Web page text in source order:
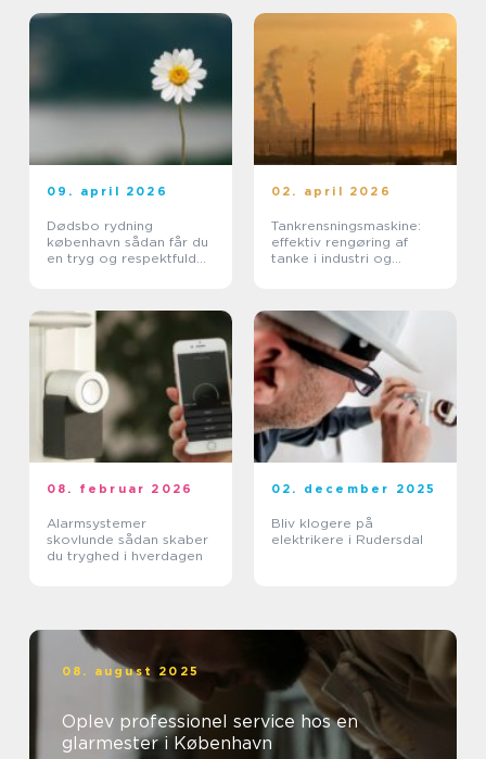
09. april 2026
Dødsbo rydning
københavn sådan får du
en tryg og respektfuld
02. april 2026
Tankrensningsmaskine:
effektiv rengøring af
tanke i industri og
08. februar 2026
Alarmsystemer
skovlunde sådan skaber
du tryghed i hverdagen
02. december 2025
Bliv klogere på
elektrikere i Rudersdal
08. august 2025
Oplev professionel service hos en
glarmester i København